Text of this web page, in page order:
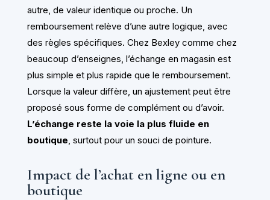
autre, de valeur identique ou proche. Un
remboursement relève d’une autre logique, avec
des règles spécifiques. Chez Bexley comme chez
beaucoup d’enseignes, l’échange en magasin est
plus simple et plus rapide que le remboursement.
Lorsque la valeur diffère, un ajustement peut être
proposé sous forme de complément ou d’avoir.
L’échange reste la voie la plus fluide en
boutique , surtout pour un souci de pointure.
Impact de l’achat en ligne ou en
boutique